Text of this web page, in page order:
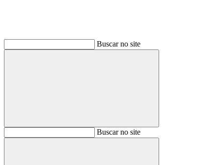
Buscar no site
BuscarBuscar no site